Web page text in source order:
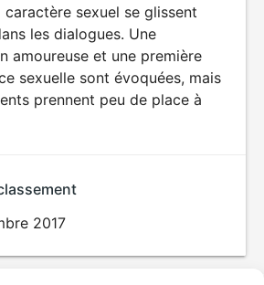
caractère sexuel se glissent
les dialogues. Une
amoureuse et une première
sexuelle sont évoquées, mais
prennent peu de place à
2017